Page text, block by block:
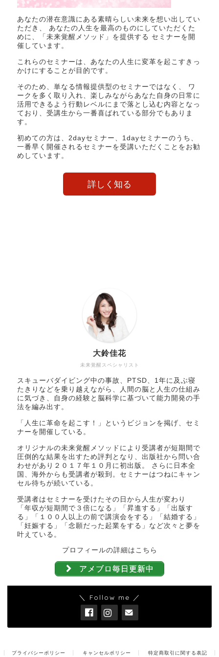
あなたの潜在意識にある素晴らしい未来を想い出してい
ただき、 あなたの人生を最高のものにしていただくた
めに、「未来覚醒メソッド」を提供する セミナーを開
催しています。
これらのセミナーは、あなたの人生に変革を起こすきっ
かけにすることが目的です。
そのため、単なる情報提供型のセミナーではなく、 ワ
ークを多く取り入れ、楽しみながらあなた自身の日常に
活用できるよう行動レベルにまで落とし込む内容となっ
ており、受講生から一番喜ばれている部分でもありま
す。
初めての方は、2dayセミナー、1dayセミナーのうち、
一番早く開催されるセミナーを受講いただくことをお勧
めしています。
詳しく知る
未来覚醒スペシャリスト
大鈴佳花
スキューバダイビング中の事故、PTSD、1年に及ぶ寝
たきりなどを乗り越えながら、人間の脳と人生の仕組み
に気づき、自身の経験と脳科学に基づいて能力開発の手
法を編み出す。
「人生に革命を起こす！」というビジョンを掲げ、セミ
ナーを開催している。
オリジナルの未来覚醒メソッドにより受講者が短期間で
圧倒的な結果を出すため評判となり、出版社から問い合
わせがあり２０１７年１０月に初出版。 さらに日本全
国、海外からも受講者が殺到。セミナーはつねにキャン
セル待ちが続いている。
受講者はセミナーを受けたその日から人生が変わり
「年収が短期間で３倍になる」「昇進する」「出版す
る」「１００人以上の前で講演会をする」「結婚する」
「妊娠する」「念願だった起業をする」など次々と夢を
叶えている。
プロフィールの詳細はこちら
アメブロ毎日更新中
＼ Follow me ／
プライバシーポリシー キャンセルポリシー 特定商取引に関する表記